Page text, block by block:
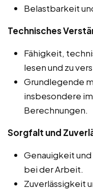
Belastbarkeit
Technisches
Fähigkeit,
lesen und zu
Grundlegende
insbesondere
Berechnungen.
Sorgfalt und
Genauigkeit
bei der Arbeit.
Zuverlässigkeit